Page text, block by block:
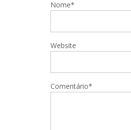
Nome*
Website
Comentário*